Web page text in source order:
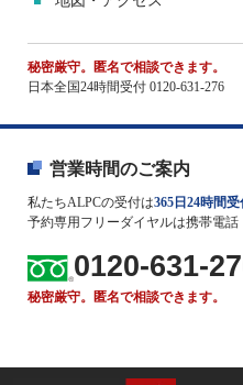
秘密厳守。匿名で相談できます。
日本全国24時間受付 0120-631-276
営業時間のご案内
私たちALPCの受付は365日24時間受
予約専用フリーダイヤルは携帯電話
0120-631-
秘密厳守。匿名で相談できます。